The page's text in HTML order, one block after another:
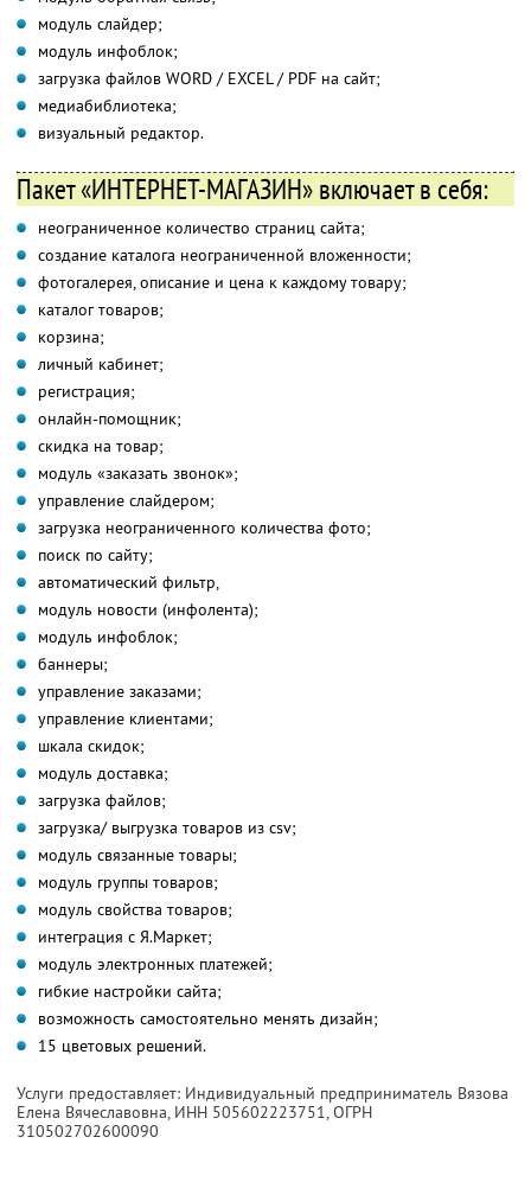
модуль слайдер;
модуль инфоблок;
загрузка файлов WORD / EXCEL / PDF на сайт;
медиабиблиотека;
визуальный редактор.
Пакет «ИНТЕРНЕТ-МАГАЗИН» включает в себя:
неограниченное количество страниц сайта;
создание каталога неограниченной вложенности;
фотогалерея, описание и цена к каждому товару;
каталог товаров;
корзина;
личный кабинет;
регистрация;
онлайн-помощник;
скидка на товар;
модуль «заказать звонок»;
управление слайдером;
загрузка неограниченного количества фото;
поиск по сайту;
автоматический фильтр,
модуль новости (инфолента);
модуль инфоблок;
баннеры;
управление заказами;
управление клиентами;
шкала скидок;
модуль доставка;
загрузка файлов;
загрузка/ выгрузка товаров из csv;
модуль связанные товары;
модуль группы товаров;
модуль свойства товаров;
интеграция с Я.Маркет;
модуль электронных платежей;
гибкие настройки сайта;
возможность самостоятельно менять дизайн;
15 цветовых решений.
Услуги предоставляет: Индивидуальный предприниматель Вязова
Елена Вячеславовна, ИНН 505602223751, ОГРН
310502702600090